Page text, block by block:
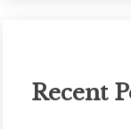
Recent